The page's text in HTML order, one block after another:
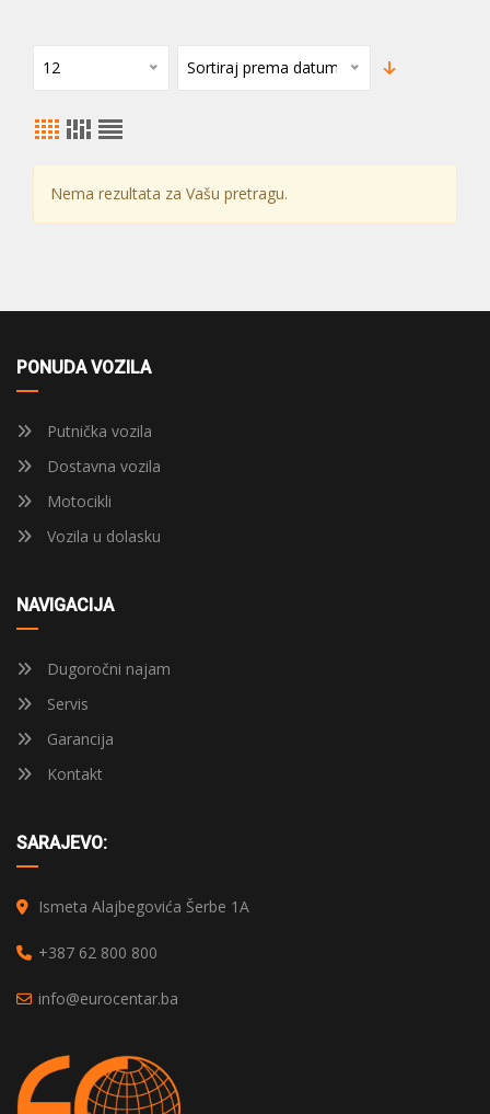
12 Sortiraj prema datumu
Nema rezultata za Vašu pretragu.
PONUDA VOZILA
Putnička vozila
Dostavna vozila
Motocikli
Vozila u dolasku
NAVIGACIJA
Dugoročni najam
Servis
Garancija
Kontakt
SARAJEVO:
Ismeta Alajbegovića Šerbe 1A
+387 62 800 800
info@eurocentar.ba